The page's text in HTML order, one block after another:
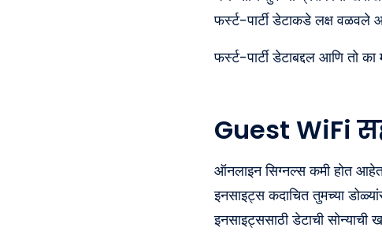
फर्स्ट-पार्टी डेटाकडे लक्ष वळवले
फर्स्ट-पार्टी डेटाबद्दल आणि तो
Guest WiFi
ऑनलाइन सिग्नल्स कमी होत आहेत
इनसाइट्स कदाचित तुमच्या
इनसाइट्ससाठी डेटाची सोन्याची